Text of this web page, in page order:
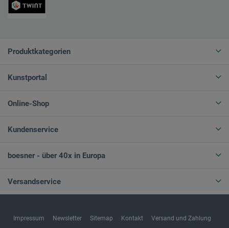
Produktkategorien
Kunstportal
Online-Shop
Kundenservice
boesner - über 40x in Europa
Versandservice
Impressum Newsletter Sitemap Kontakt Versand und Zahlung